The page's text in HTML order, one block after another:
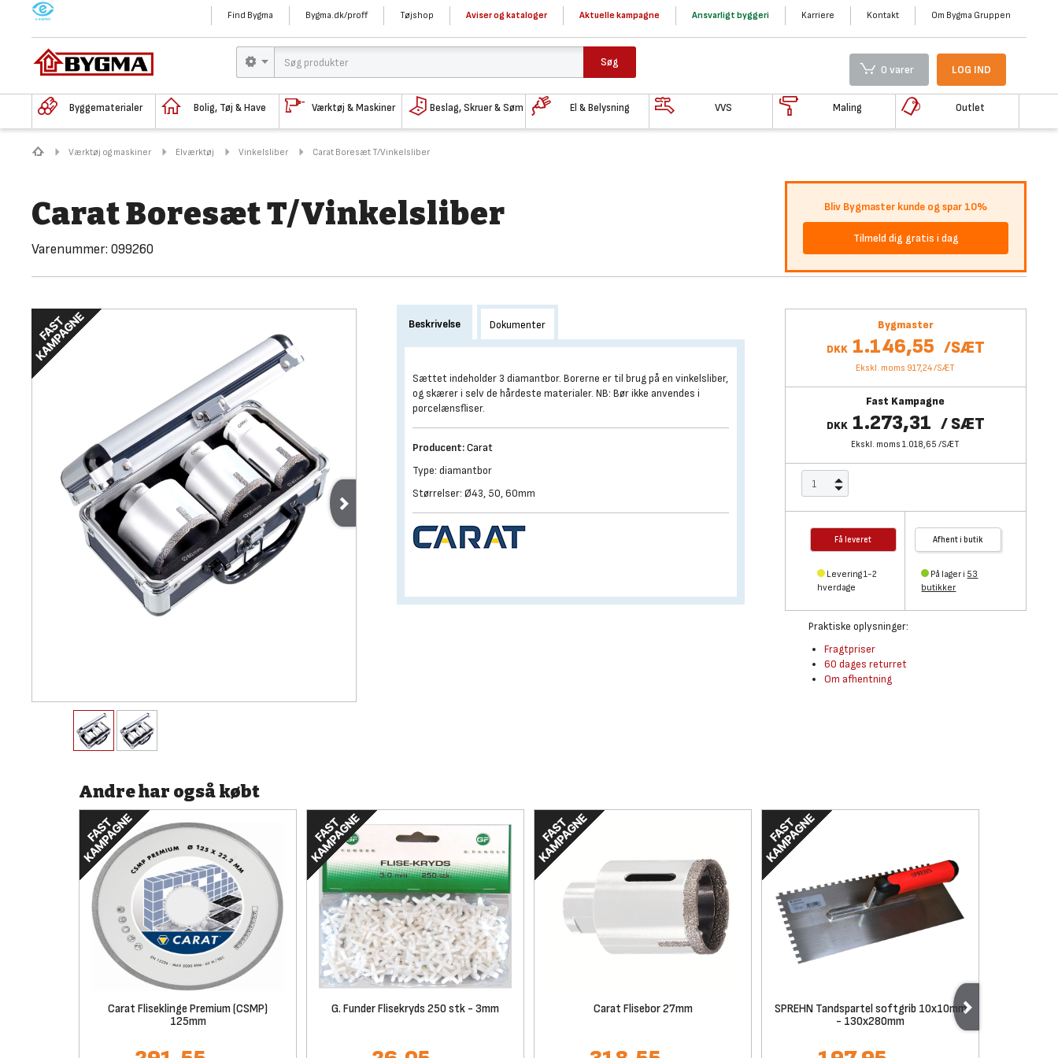
M Find Bygma Bygma.dk/proff Tøjshop Aviser og kataloger Aktuelle kampagne Ansvarligt byggeri Karriere Kontakt Om Bygma Gruppen
Søg
0 varer LOG IND
Byggematerialer Bolig, Tøj & Have Værktøj & Maskiner Beslag, Skruer & Søm El & Belysning VVS Maling Outlet
Værktøj og maskiner Elværktøj Vinkelsliber Carat Boresæt T/Vinkelsliber
Carat Boresæt T/Vinkelsliber
Varenummer: 099260
Bliv Bygmaster kunde og spar 10%
Tilmeld dig gratis i dag
Bygmaster
DKK 1.146,55 /SÆT
Ekskl. moms 917,24/SÆT
Fast Kampagne
DKK 1.273,31 /SÆT
Ekskl. moms 1.018,65 /SÆT
Få leveret
Levering 1-2
hverdage
Afhent i butik
På lager i 53
butikker
Praktiske oplysninger:
Fragtpriser
60 dages returret
Om afhentning
Beskrivelse Dokumenter
Sættet indeholder 3 diamantbor. Borerne er til brug på en vinkelsliber,
og skærer i selv de hårdeste materialer. NB: Bør ikke anvendes i
porcelænsfliser.
Producent:Carat
Type: diamantbor
Størrelser: Ø43, 50, 60mm
Andre har også købt
Carat Fliseklinge Premium (CSMP)
125mm
G. Funder Flisekryds 250 stk - 3mm Carat Flisebor 27mm
SPREHN Tandspartel softgrib 10x10mm
- 130x280mm